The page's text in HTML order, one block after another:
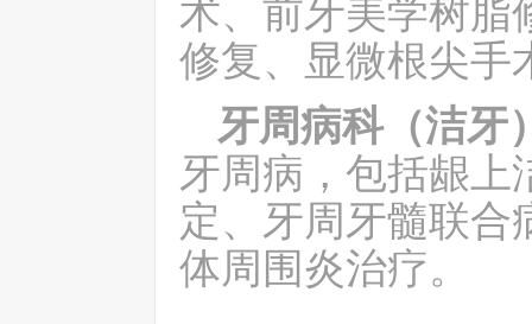
术、前牙美学树脂
修复、显微根尖手
牙周病科（洁牙
牙周病，包括龈上
定、牙周牙髓联合
体周围炎治疗。